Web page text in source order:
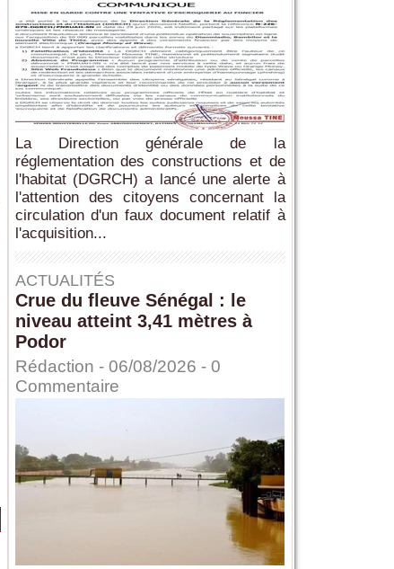
La Direction générale de la
réglementation des constructions et de
l'habitat (DGRCH) a lancé une alerte à
l'attention des citoyens concernant la
circulation d'un faux document relatif à
l'acquisition...
ACTUALITÉS
Crue du fleuve Sénégal : le
niveau atteint 3,41 mètres à
Podor
Rédaction - 06/08/2026 - 0
Commentaire